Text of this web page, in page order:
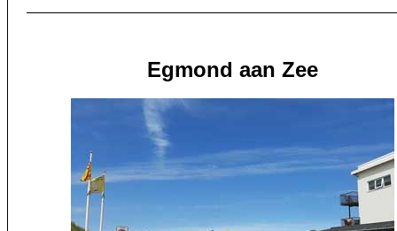
Egmond aan Zee